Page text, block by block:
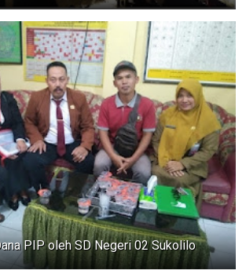
PIP oleh SD Negeri 02 Sukolilo